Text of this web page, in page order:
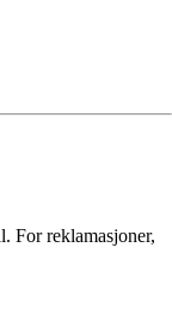
For reklamasjoner,